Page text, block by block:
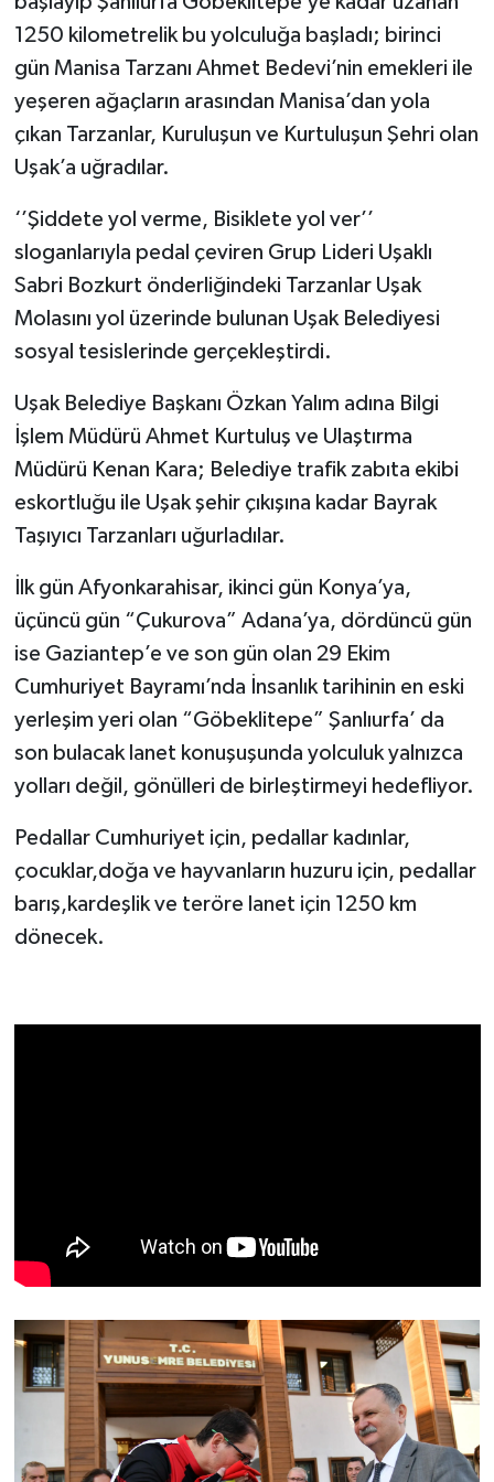
1250 kilometrelik bu yolculuğa başladı; birinci
gün Manisa Tarzanı Ahmet Bedevi’nin emekleri ile
yeşeren ağaçların arasından Manisa’dan yola
çıkan Tarzanlar, Kuruluşun ve Kurtuluşun Şehri olan
Uşak’a uğradılar.
‘’Şiddete yol verme, Bisiklete yol ver’’
sloganlarıyla pedal çeviren Grup Lideri Uşaklı
Sabri Bozkurt önderliğindeki Tarzanlar Uşak
Molasını yol üzerinde bulunan Uşak Belediyesi
sosyal tesislerinde gerçekleştirdi.
Uşak Belediye Başkanı Özkan Yalım adına Bilgi
İşlem Müdürü Ahmet Kurtuluş ve Ulaştırma
Müdürü Kenan Kara; Belediye trafik zabıta ekibi
eskortluğu ile Uşak şehir çıkışına kadar Bayrak
Taşıyıcı Tarzanları uğurladılar.
İlk gün Afyonkarahisar, ikinci gün Konya’ya,
üçüncü gün “Çukurova” Adana’ya, dördüncü gün
ise Gaziantep’e ve son gün olan 29 Ekim
Cumhuriyet Bayramı’nda İnsanlık tarihinin en eski
yerleşim yeri olan “Göbeklitepe” Şanlıurfa’ da
son bulacak lanet konuşuşunda yolculuk yalnızca
yolları değil, gönülleri de birleştirmeyi hedefliyor.
Pedallar Cumhuriyet için, pedallar kadınlar,
çocuklar,doğa ve hayvanların huzuru için, pedallar
barış,kardeşlik ve teröre lanet için 1250 km
dönecek.